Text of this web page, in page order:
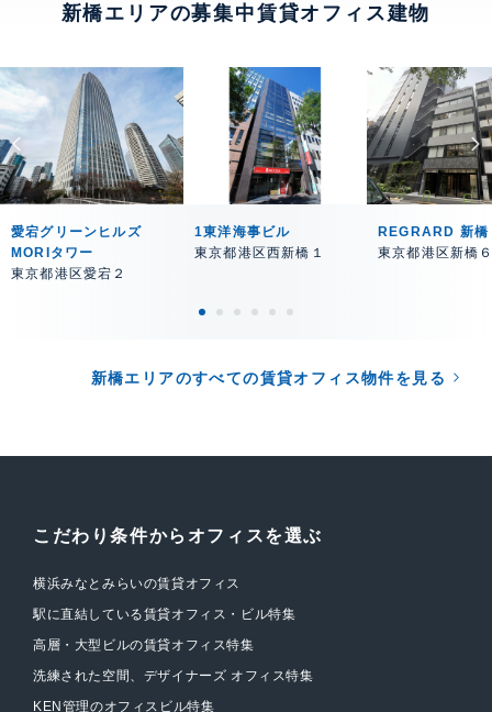
新橋エリアの募集中賃貸オフィス建物
愛宕グリーンヒルズ
MORIタワー
東京都港区愛宕２
1東洋海事ビル
東京都港区西新橋１
REGRARD 新橋
東京都港区新橋
新橋エリアのすべての賃貸オフィス物件を見る
こだわり条件からオフィスを選ぶ
横浜みなとみらいの賃貸オフィス
駅に直結している賃貸オフィス・ビル特集
高層・大型ビルの賃貸オフィス特集
洗練された空間、デザイナーズ オフィス特集
KEN管理のオフィスビル特集